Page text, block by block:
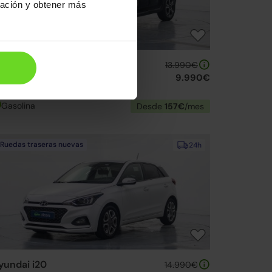
y obtener más
C3
PureTech S&S C-Series 83
13.990€
9.990€
Gasolina Desde 157€/mes
24h
Ruedas traseras nuevas
i20 14.990€